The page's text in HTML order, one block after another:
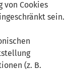
von Cookies
sein.
(z. B.